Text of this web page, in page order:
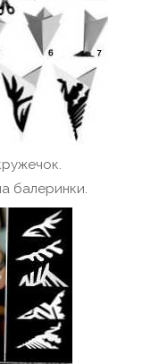
балеринки.